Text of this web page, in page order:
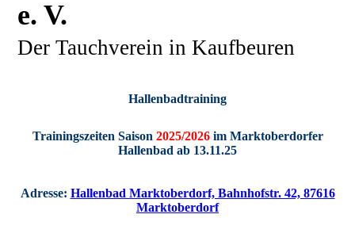
e. V.
Der Tauchverein in Kaufbeuren
Hallenbadtraining
Trainingszeiten Saison 2025/2026im Marktoberdorfer
Hallenbad ab 13.11.25
Adresse: Hallenbad Marktoberdorf, Bahnhofstr. 42, 87616
Marktoberdorf